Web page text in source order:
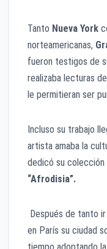
Tanto Nueva York
norteamericanas,
fueron testigos de
realizaba lecturas
le permitieran ser
Incluso su trabajo
artista amaba la
dedicó su colección
“Afrodisia”.
Después de tanto
en París su ciudad